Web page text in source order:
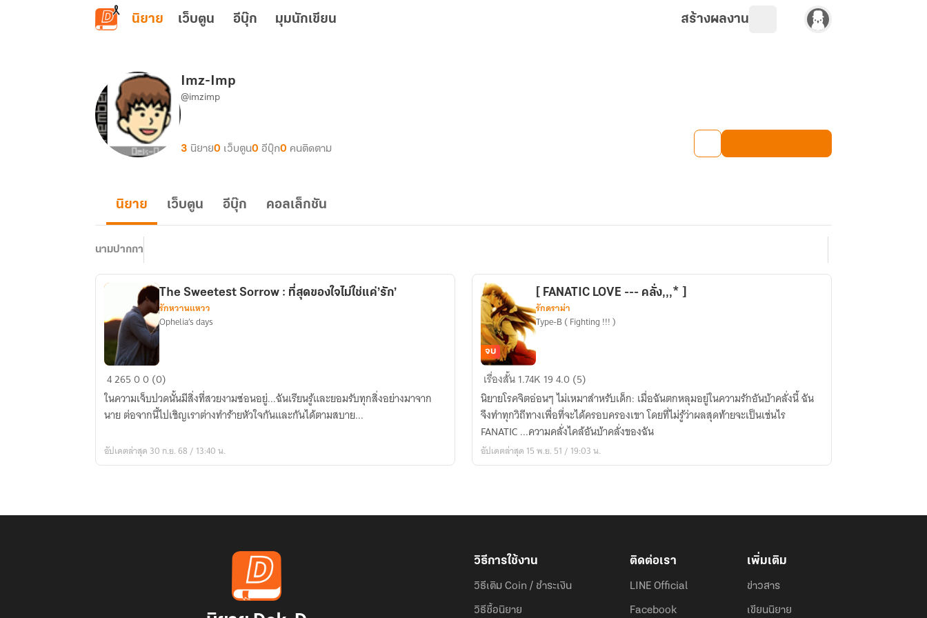
ข้ามไปยังเนื้อหาหลัก
นิยาย เว็บตูน อีบุ๊ก มุมนักเขียน สร้างผลงาน
Imz-Imp
@imzimp
3 นิยาย0 เว็บตูน0 อีบุ๊ก0 คนติดตาม
นิยาย เว็บตูน อีบุ๊ก คอลเล็กชัน
นามปากกา
The
Sweetest
Sorrow
:
ของ
The Sweetest Sorrow : ที่สุดของใจไม่ใช่แค่’รัก’
รักหวานแหวว
Ophelia’s days
426500 (0)
ในความเจ็บปวดนั้นมีสิ่งที่สวยงามซ่อนอยู่...ฉันเรียนรู้และยอมรับทุกสิ่งอย่างมาจาก
นาย ต่อจากนี้ไปเชิญเราต่างทำร้ายหัวใจกันและกันได้ตามสบาย...
อัปเดตล่าสุด 30 ก.ย. 68 / 13:40 น.
FANATIC
LOVE
-
-
จบ
[ FANATIC LOVE --- คลั่ง,,,* ]
รักดราม่า
Type-B ( Fighting !!! )
เรื่องสั้น1.74K 194.0 (5)
นิยายโรคจิตอ่อนๆ ไม่เหมาสำหรับเด็ก: เมื่อฉันตกหลุมอยู่ในความรักอันบ้าคลั่งนี้ ฉัน
จึงทำทุกวิถีทางเพื่อที่จะได้ครอบครองเขา โดยที่ไม่รู้ว่าผลสุดท้ายจะเป็นเช่นไร
FANATIC ...ความคลั่งไคล้อันบ้าคลั่งของฉัน
อัปเดตล่าสุด 15 พ.ย. 51 / 19:03 น.
วิธีการใช้งาน
วิธีเติม Coin / ชำระเงิน
วิธีซื้อนิยาย
ติดต่อเรา
LINE Official
Facebook
เพิ่มเติม
ข่าวสาร
เขียนนิยาย